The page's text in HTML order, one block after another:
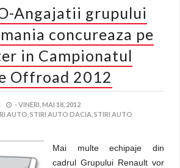
Angajatii grupului
concureaza pe
in Campionatul
Offroad 2012
-VINERI, MAI 18, 2012
AUTO, STIRI AUTO DACIA, STIRI AUTO
Mai multe echipaje din
cadrul Grupului Renault vor